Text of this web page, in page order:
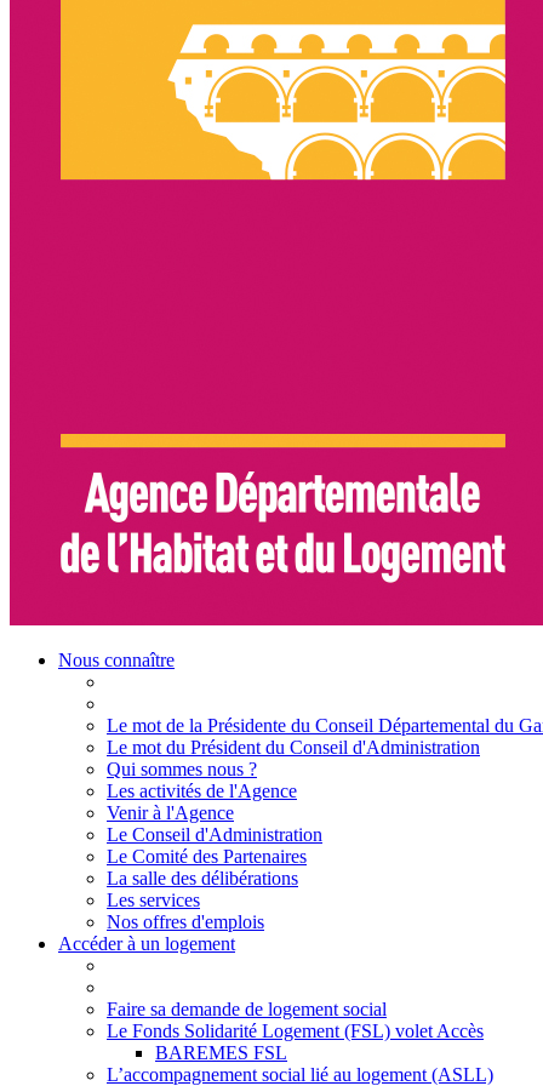
Nous connaître
Le mot de la Présidente du Conseil Départemental du
Le mot du Président du Conseil d'Administration
Qui sommes nous ?
Les activités de l'Agence
Venir à l'Agence
Le Conseil d'Administration
Le Comité des Partenaires
La salle des délibérations
Les services
Nos offres d'emplois
Accéder à un logement
Faire sa demande de logement social
Le Fonds Solidarité Logement (FSL) volet Accès
BAREMES FSL
L’accompagnement social lié au logement (ASLL)